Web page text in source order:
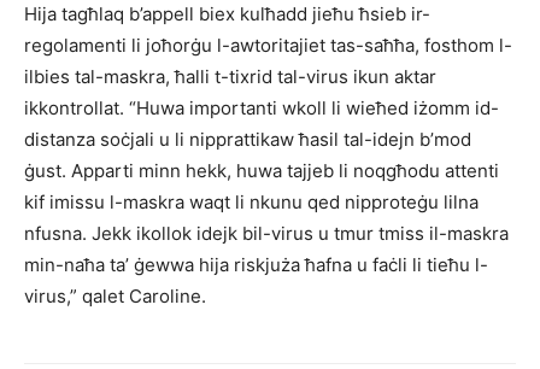
Hija tagħlaq b’appell biex kulħadd jieħu ħsieb ir-
regolamenti li joħorġu l-awtoritajiet tas-saħħa, fosthom l-
ilbies tal-maskra, ħalli t-tixrid tal-virus ikun aktar
ikkontrollat. “Huwa importanti wkoll li wieħed iżomm id-
distanza soċjali u li nipprattikaw ħasil tal-idejn b’mod
ġust. Apparti minn hekk, huwa tajjeb li noqgħodu attenti
kif imissu l-maskra waqt li nkunu qed nipproteġu lilna
nfusna. Jekk ikollok idejk bil-virus u tmur tmiss il-maskra
min-naħa ta’ ġewwa hija riskjuża ħafna u faċli li tieħu l-
virus,” qalet Caroline.